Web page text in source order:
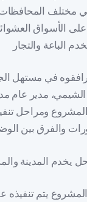
مختلف
الأسواق
في مستهل
مدير عام
المشروع ومراحل
يخدم المدينة
يتم تنفيذه